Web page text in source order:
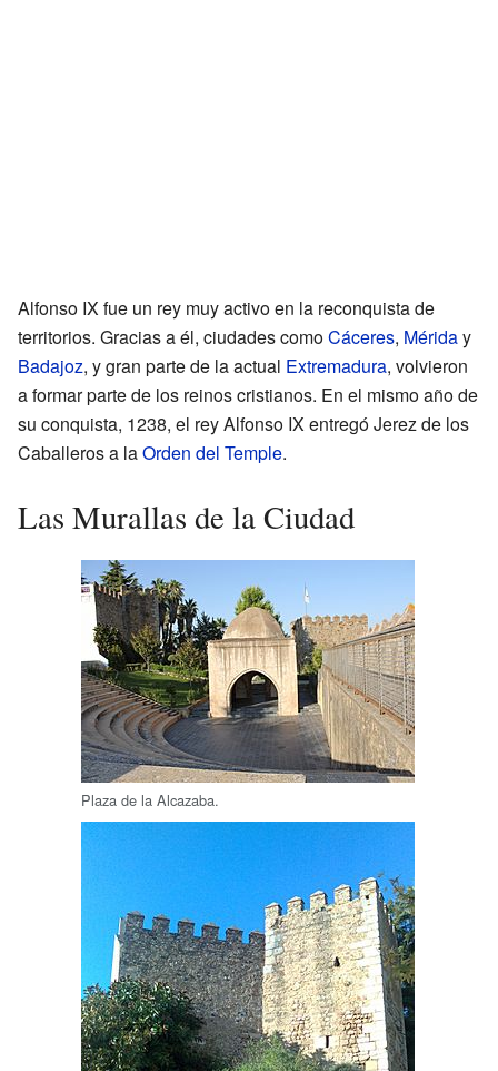
Alfonso IX fue un rey muy activo en la reconquista de
territorios. Gracias a él, ciudades comoCáceres, Mériday
Badajoz, y gran parte de la actual Extremadura, volvieron
a formar parte de los reinos cristianos. En el mismo año de
su conquista, 1238, el rey Alfonso IX entregó Jerez de los
Caballeros a laOrden del Temple.
Las Murallas de la Ciudad
Plaza de la Alcazaba.